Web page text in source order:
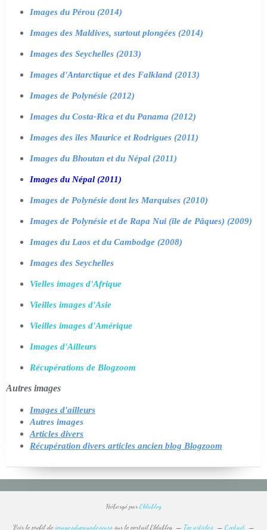
Images du Pérou (2014)
Images des Maldives, surtout plongées (2014)
Images des Seychelles (2013)
Images d'Antarctique et des Falkland (2013)
Images de Polynésie (2012)
Images du Costa-Rica et du Panama (2012)
Images des îles Maurice et Rodrigues (2011)
Images du Bhoutan et du Népal (2011)
Images du Népal (2011)
Images de Polynésie dont les Marquises (2010)
Images de Polynésie et de Rapa Nui (île de Pâques) (2009)
Images du Laos et du Cambodge (2008)
Images des Seychelles
Vielles images d'Afrique
Vieilles images d'Asie
Vieilles images d'Amérique
Images d'Ailleurs
Récupérations de Blogzoom
Autres images
Images d'ailleurs
Autres images
Articles divers
Récupération divers articles ancien blog Blogzoom
Hébergé parEklablog
Voir le profil de imagesdupaysdesourssur le portail Eklablog Top articles Contact